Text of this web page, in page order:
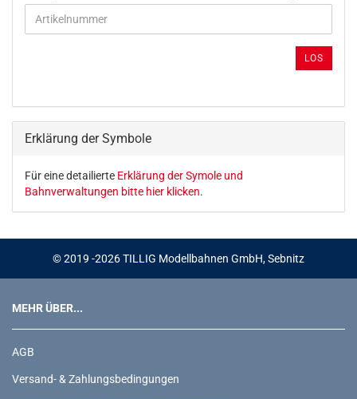
GEBEN
SIE
EIN.
LOS
Erklärung der Symbole
Für eine detailierte Erklärung der Symole und
Bahnverwaltungen bitte hier klicken.
© 2019 -2026 TILLIG Modellbahnen GmbH, Sebnitz
MEHR ÜBER...
AGB
Versand- & Zahlungsbedingungen